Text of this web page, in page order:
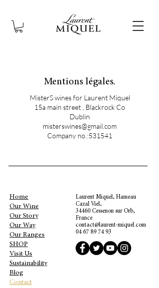
Mentions légales.
MisterS wines for Laurent Miquel
15a main street , Blackrock Co
Dublin
misterswines@gmail.com
Company no.:531541
Home
Our Wine
Our Story
Our Way
Our Ranges
SHOP
Visit Us
Sustainability
Blog
Contact
Laurent Miquel, Hameau
Cazal Viel,
34460 Cessenon sur Orb,
France
contact@laurent-miquel.com
04 67 89 74 93